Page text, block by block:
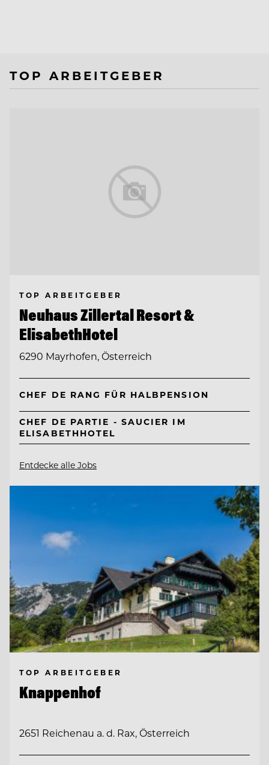
TOP ARBEITGEBER
TOP ARBEITGEBER
Neuhaus Zillertal Resort &
ElisabethHotel
6290 Mayrhofen, Österreich
CHEF DE RANG FÜR HALBPENSION
CHEF DE PARTIE - SAUCIER IM
ELISABETHHOTEL
Entdecke alle Jobs
TOP ARBEITGEBER
Knappenhof
2651 Reichenau a. d. Rax, Österreich